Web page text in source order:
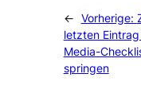
← Vorherige:
letzten
Media-
springen